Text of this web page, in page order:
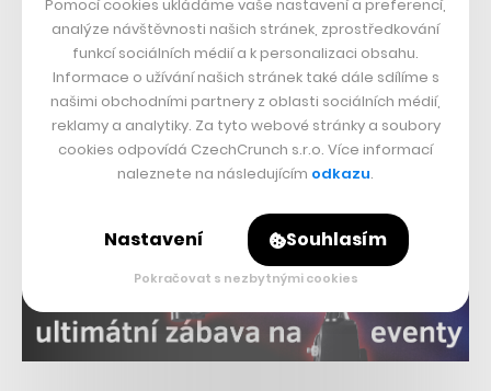
VRgineersvyvíjející brýle pro virtuální realitu spadá
pod skupinu Etnetera Group. Ta předloni dosáhla na
celkový obrat ve výši 426 milionů Kč při provozním
zisku 48 milionů Kč.
Nepřehlédněte:
Pomocí cookies ukládáme vaše nastavení a preferencí,
analýze návštěvnosti našich stránek, zprostředkování
funkcí sociálních médií a k personalizaci obsahu.
Informace o užívání našich stránek také dále sdílíme s
našimi obchodními partnery z oblasti sociálních médií,
reklamy a analytiky. Za tyto webové stránky a soubory
cookies odpovídá CzechCrunch s.r.o. Více informací
naleznete na následujícím odkazu.
Nastavení Souhlasím
Pokračovat s nezbytnými cookies